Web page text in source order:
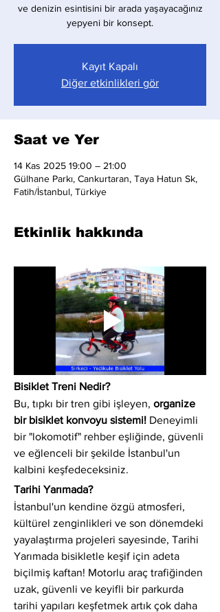
ve denizin esintisini bir arada yaşayacağınız
yepyeni bir konsept.
Kayıt Kapalı
Diğer etkinlikleri gör
Saat ve Yer
14 Kas 2025 19:00 – 21:00
Gülhane Parkı, Cankurtaran, Taya Hatun Sk,
Fatih/İstanbul, Türkiye
Etkinlik hakkında
Bisiklet Treni Nedir?
Bu, tıpkı bir tren gibi işleyen, organize
bir bisiklet konvoyu sistemi! Deneyimli
bir "lokomotif" rehber eşliğinde, güvenli
ve eğlenceli bir şekilde İstanbul'un
kalbini keşfedeceksiniz.
Tarihi Yarımada?
İstanbul'un kendine özgü atmosferi,
kültürel zenginlikleri ve son dönemdeki
yayalaştırma projeleri sayesinde, Tarihi
Yarımada bisikletle keşif için adeta
biçilmiş kaftan! Motorlu araç trafiğinden
uzak, güvenli ve keyifli bir parkurda
tarihi yapıları keşfetmek artık çok daha